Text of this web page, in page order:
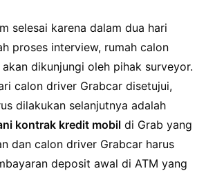
selesai karena dalam dua hari
proses interview, rumah calon
dikunjungi oleh pihak surveyor.
calon driver Grabcar disetujui,
dilakukan selanjutnya adalah
kontrak kredit mobil di Grab yang
dan calon driver Grabcar harus
deposit awal di ATM yang